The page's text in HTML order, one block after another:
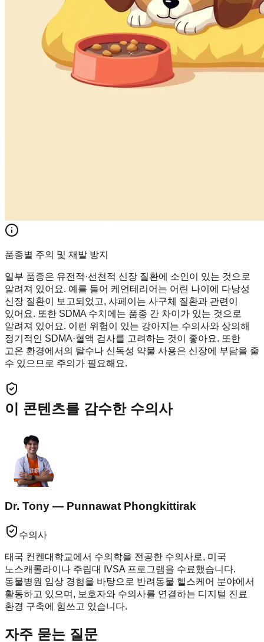
품종별 주의 및 재발 방지
일부 품종은 유전적·선천적 신장 질환에 소인이 있는 것으로
알려져 있어요. 예를 들어 케언테리어는 어린 나이에 다낭성
신장 질환이 보고되었고, 샤페이는 사구체 질환과 관련이
있어요. 또한 SDMA 수치에는 품종 간 차이가 있는 것으로
알려져 있어요. 이런 위험이 있는 강아지는 수의사와 상의해
정기적인 SDMA·혈액 검사를 고려하는 것이 좋아요. 또한
고온 환경에서의 탈수나 신독성 약물 사용은 신장에 부담을 줄
수 있으므로 주의가 필요해요.
이 콘텐츠를 감수한 수의사
Dr. Tony — Punnawat Phongkittirak
수의사
태국 컨켄대학교에서 수의학을 전공한 수의사로, 미국
노스캐롤라이나 주립대 IVSA 프로그램을 수료했습니다.
동물병원 임상 경험을 바탕으로 반려동물 헬스케어 분야에서
활동하고 있으며, 보호자와 수의사를 연결하는 디지털 진료
환경 구축에 힘쓰고 있습니다.
자주 묻는 질문